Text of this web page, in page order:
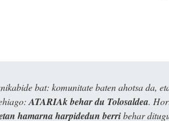
bat: komunitate baten ahotsa da,
ATARIAk behar du Tolosaldea.
hamarna harpidedun berribehar